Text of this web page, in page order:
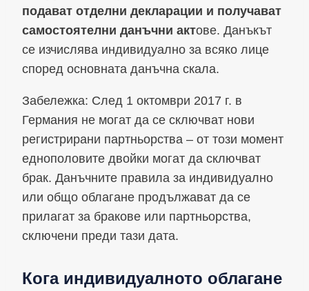
подават отделни декларации и получават
самостоятелни данъчни актове. Данъкът
се изчислява индивидуално за всяко лице
според основната данъчна скала.
Забележка: След 1 октомври 2017 г. в
Германия не могат да се сключват нови
регистрирани партньорства – от този момент
еднополовите двойки могат да сключват
брак. Данъчните правила за индивидуално
или общо облагане продължават да се
прилагат за бракове или партньорства,
сключени преди тази дата.
Кога индивидуалното облагане